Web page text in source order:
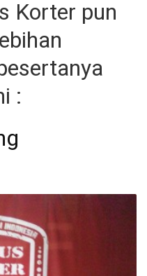
Korter pun
: